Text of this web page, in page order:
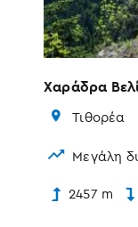
Χαράδρα
Τιθορέα
Μεγάλη
2457 m